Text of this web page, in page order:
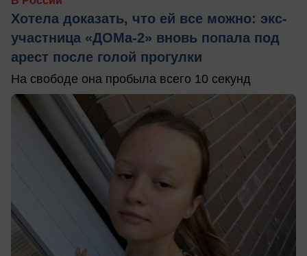
Хотела доказать, что ей все можно: экс-
участница «ДОМа-2» вновь попала под
арест после голой прогулки
На свободе она пробыла всего 10 секунд